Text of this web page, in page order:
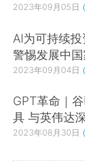
2023年09月05日
AI为可持续
警惕发展中
2023年09月04日
GPT革命｜
具 与英伟达
2023年08月30日